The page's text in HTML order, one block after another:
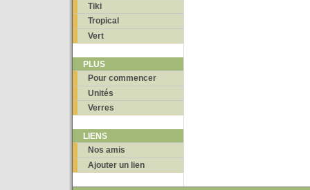
Tiki
Tropical
Vert
PLUS
Pour commencer
Unités
Verres
LIENS
Nos amis
Ajouter un lien